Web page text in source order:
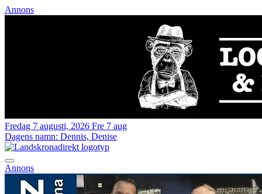
Annons
Fredag 7 augusti, 2026 Fre 7 aug
Dagens namn: Dennis, Denise
Annons